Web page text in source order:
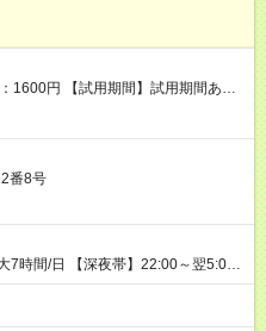
試用期間あり
形態、給与は本採用時と同じです。
件変更なし）ですが、切り上げで
番8号
7時間/日 【深夜帯】22:00～翌5:00
から翌5:00までは18歳以上の方
夜業務禁止のため） ★深夜で